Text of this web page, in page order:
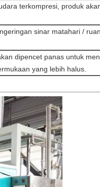
terkompresi, produk
sinar matahari /
dipencet panas untuk
yang lebih halus.